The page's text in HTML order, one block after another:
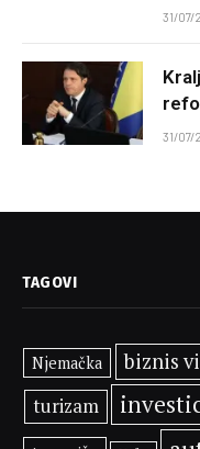
31/07/
31/07/
TAGOVI
Njemačka biznis
turizam